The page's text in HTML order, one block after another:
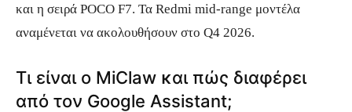
και η σειρά POCO F7. Τα Redmi mid-range μοντέλα
αναμένεται να ακολουθήσουν στο Q4 2026.
Τι είναι ο MiClaw και πώς διαφέρει
από τον Google Assistant;